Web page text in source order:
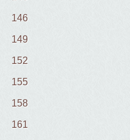
146
149
152
155
158
161